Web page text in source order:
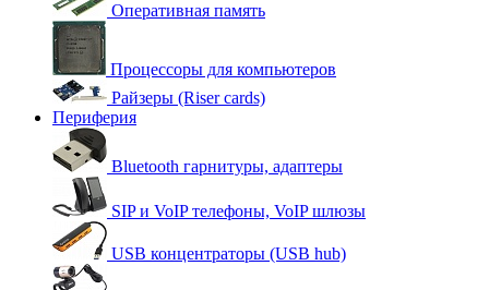
Оперативная память
Процессоры для компьютеров
Райзеры (Riser cards)
Периферия
Bluetooth гарнитуры, адаптеры
SIP и VoIP телефоны, VoIP шлюзы
USB концентраторы (USB hub)